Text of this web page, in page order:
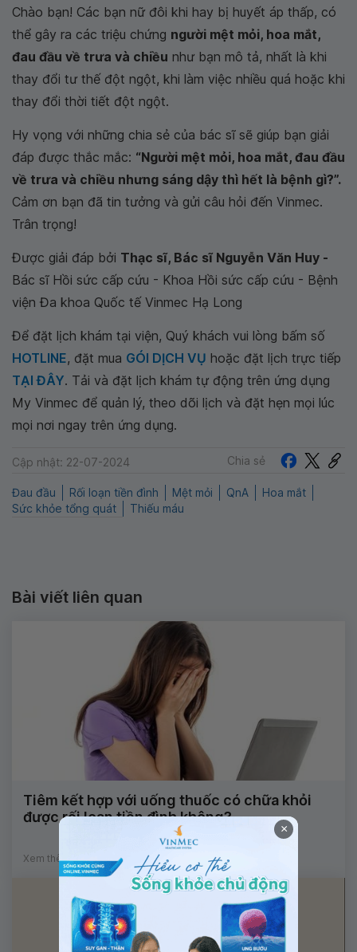
Chào bạn! Các bạn nữ đôi khi hay bị huyết áp thấp, có
thể gây ra các triệu chứng người mệt mỏi, hoa mắt,
đau đầu về trưa và chiều như bạn mô tả, nhất là khi
thay đổi tư thế đột ngột, khi làm việc nhiều quá hoặc khi
thay đổi thời tiết đột ngột.
Hy vọng với những chia sẻ của bác sĩ sẽ giúp bạn giải
đáp được thắc mắc: “Người mệt mỏi, hoa mắt, đau đầu
về trưa và chiều nhưng sáng dậy thì hết là bệnh gì?”.
Cảm ơn bạn đã tin tưởng và gửi câu hỏi đến Vinmec.
Trân trọng!
Được giải đáp bởi Thạc sĩ, Bác sĩ Nguyễn Văn Huy -
Bác sĩ Hồi sức cấp cứu - Khoa Hồi sức cấp cứu - Bệnh
viện Đa khoa Quốc tế Vinmec Hạ Long
Để đặt lịch khám tại viện, Quý khách vui lòng bấm số
HOTLINE, đặt mua GÓI DỊCH VỤ hoặc đặt lịch trực tiếp
TẠI ĐÂY. Tải và đặt lịch khám tự động trên ứng dụng
My Vinmec để quản lý, theo dõi lịch và đặt hẹn mọi lúc
mọi nơi ngay trên ứng dụng.
Cập nhật: 22-07-2024 Chia sẻ
Đau đầu Rối loạn tiền đình Mệt mỏi QnA
Hoa mắt
Sức khỏe tổng quát
Thiếu máu
Bài viết liên quan
Tiêm kết hợp với uống thuốc có chữa khỏi
được rối loạn tiền đình không?
Xem thêm
×